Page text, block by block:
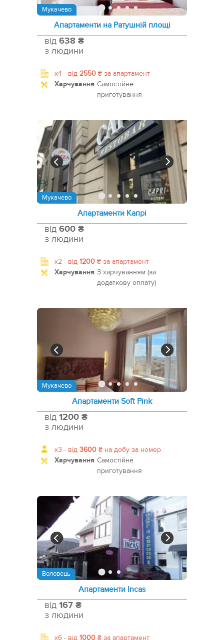
Мукачево
Апартаменти на Ратушній площі
від 638 ₴
з людини
x4 - від 2550 ₴ за апартамент
Харчування Самостійне
приготування
Мукачево
Апартаменти Капрі
від 600 ₴
з людини
x2 - від 1200 ₴ за апартамент
Харчування З харчуванням (за
додаткову оплату)
Мукачево
Апартаменти Soft Pink
від 1200 ₴
з людини
x3 - від 3600 ₴ на добу за номер
Харчування Самостійне
приготування
Воловець
Апартаменти Incas
від 167 ₴
з людини
x6 - від 1000 ₴ за апартамент